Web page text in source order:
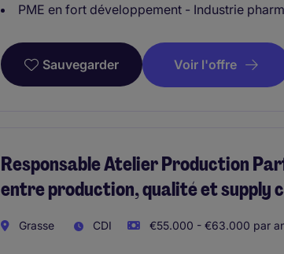
PME en fort développement - Industrie
Sauvegarder Voir l'offre
Responsable Atelier Production
entre production, qualité et supply
Grasse CDI €55.000 - €63.000 par